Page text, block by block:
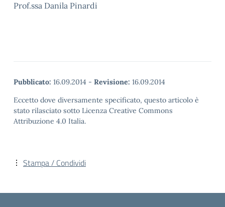
Prof.ssa Danila Pinardi
Pubblicato: 16.09.2014 - Revisione: 16.09.2014
Eccetto dove diversamente specificato, questo articolo è
stato rilasciato sotto Licenza Creative Commons
Attribuzione 4.0 Italia.
Stampa / Condividi